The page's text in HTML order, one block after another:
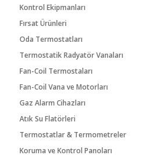
Kontrol Ekipmanları
Fırsat Ürünleri
Oda Termostatları
Termostatik Radyatör Vanaları
Fan-Coil Termostaları
Fan-Coil Vana ve Motorları
Gaz Alarm Cihazları
Atık Su Flatörleri
Termostatlar & Termometreler
Koruma ve Kontrol Panoları